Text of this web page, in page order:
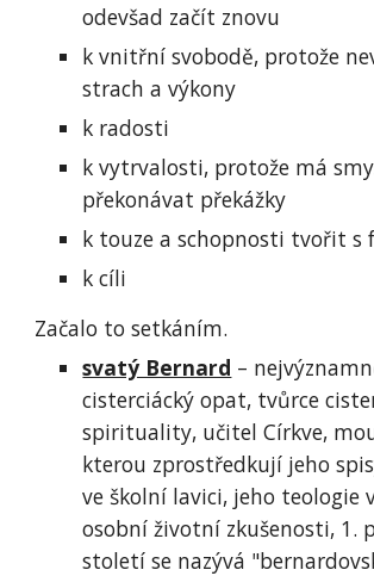
odevšad začít znovu
k vnitřní svobodě, protože
strach a výkony
k radosti
k vytrvalosti, protože má
překonávat překážky
k touze a schopnosti tvořit s
k cíli
Začalo to setkáním.
svatý Bernard –
cisterciácký opat, tvůrce
spirituality, učitel Církve,
kterou zprostředkují jeho
ve školní lavici, jeho teologie
osobní životní zkušenosti, 1.
století se nazývá